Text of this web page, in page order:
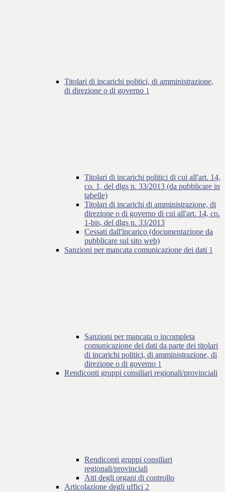
Titolari di incarichi politici, di amministrazione,
di direzione o di governo 1
Titolari di incarichi politici di cui all'art. 14,
co. 1, del dlgs n. 33/2013 (da pubblicare in
tabelle)
Titolari di incarichi di amministrazione, di
direzione o di governo di cui all'art. 14, co.
1-bis, del dlgs n. 33/2013
Cessati dall'incarico (documentazione da
pubblicare sul sito web)
Sanzioni per mancata comunicazione dei dati 1
Sanzioni per mancata o incompleta
comunicazione dei dati da parte dei titolari
di incarichi politici, di amministrazione, di
direzione o di governo 1
Rendiconti gruppi consiliari regionali/provinciali
Rendiconti gruppi consiliari
regionali/provinciali
Atti degli organi di controllo
Articolazione degli uffici 2